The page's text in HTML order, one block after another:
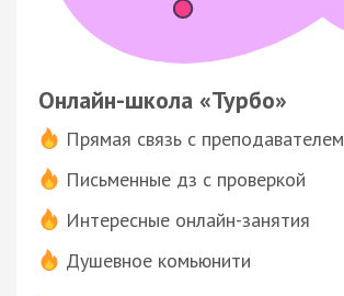
Онлайн-школа «Турбо»
Прямая связь с преподавателем
Письменные дз с проверкой
Интересные онлайн-занятия
Душевное комьюнити